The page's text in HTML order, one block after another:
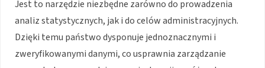
Jest to narzędzie niezbędne zarówno do prowadzenia
analiz statystycznych, jak i do celów administracyjnych.
Dzięki temu państwo dysponuje jednoznacznymi i
zweryfikowanymi danymi, co usprawnia zarządzanie